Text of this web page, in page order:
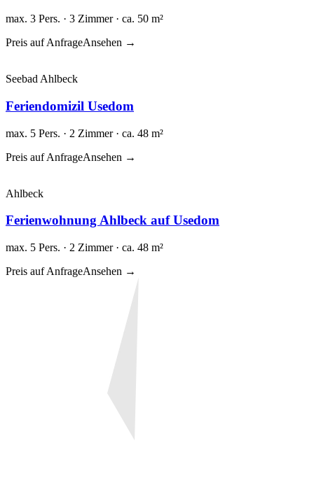
max. 3 Pers. · 3 Zimmer · ca. 50 m²
Preis auf AnfrageAnsehen →
Seebad Ahlbeck
Feriendomizil Usedom
max. 5 Pers. · 2 Zimmer · ca. 48 m²
Preis auf AnfrageAnsehen →
Ahlbeck
Ferienwohnung Ahlbeck auf Usedom
max. 5 Pers. · 2 Zimmer · ca. 48 m²
Preis auf AnfrageAnsehen →